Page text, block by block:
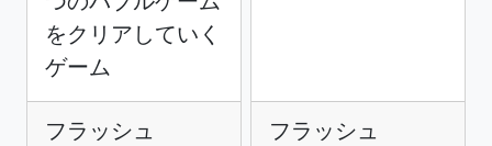
をクリアしていく
ゲーム
フラッシュ フラッシュ